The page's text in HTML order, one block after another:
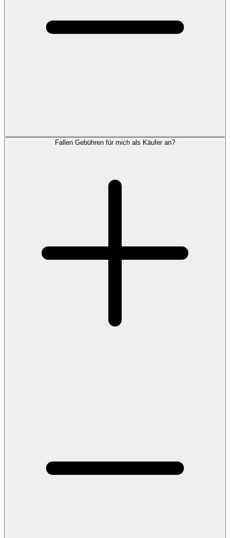
Fallen Gebühren für mich als Käufer an?